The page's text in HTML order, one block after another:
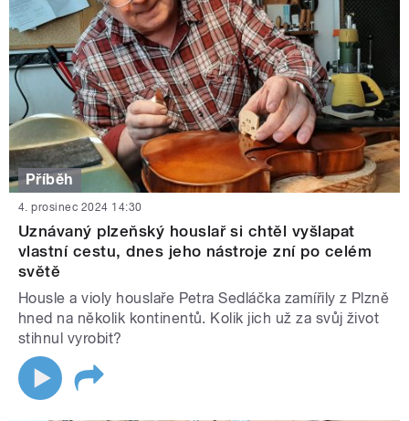
Příběh
4. prosinec 2024 14:30
Uznávaný plzeňský houslař si chtěl vyšlapat
vlastní cestu, dnes jeho nástroje zní po celém
světě
Housle a violy houslaře Petra Sedláčka zamířily z Plzně
hned na několik kontinentů. Kolik jich už za svůj život
stihnul vyrobit?